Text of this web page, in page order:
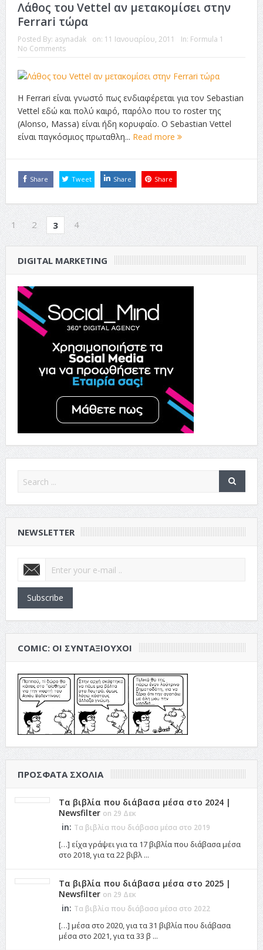
Λάθος του Vettel αν μετακομίσει στην
Ferrari τώρα
Posted By: asynadak on: 11 Ιανουαρίου, 2011 In: Formula 1
No Comments
Η Ferrari είναι γνωστό πως ενδιαφέρεται για τον Sebastian
Vettel εδώ και πολύ καιρό, παρόλο που το roster της
(Alonso, Massa) είναι ήδη κορυφαίο. Ο Sebastian Vettel
είναι παγκόσμιος πρωταθλη... Read more
Share Tweet Share Share
1 2 3 4
DIGITAL MARKETING
NEWSLETTER
Subscribe
COMIC: ΟΙ ΣΥΝΤΑΞΙΟΎΧΟΙ
ΠΡΌΣΦΑΤΑ ΣΧΌΛΙΑ
Τα βιβλία που διάβασα μέσα στο 2024 |
Newsfilter on 29 Δεκ
in: Τα βιβλία που διάβασα μέσα στο 2019
[…] είχα γράψει για τα 17 βιβλία που διάβασα μέσα
στο 2018, για τα 22 βιβλ ...
Τα βιβλία που διάβασα μέσα στο 2025 |
Newsfilter on 29 Δεκ
in: Τα βιβλία που διάβασα μέσα στο 2022
[…] μέσα στο 2020, για τα 31 βιβλία που διάβασα
μέσα στο 2021, για τα 33 β ...